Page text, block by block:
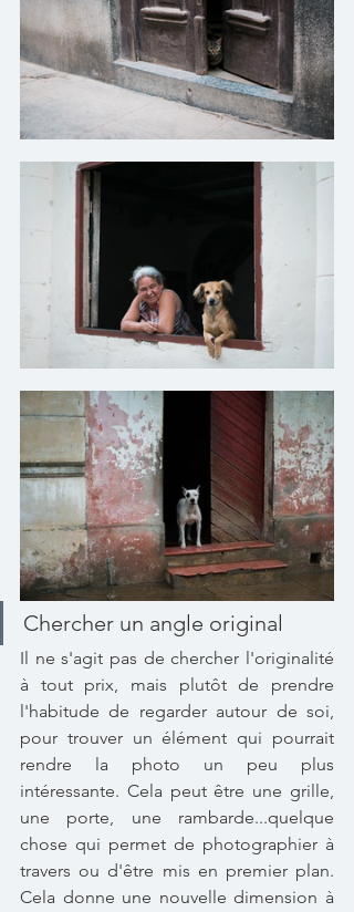
Chercher un angle original
Il ne s'agit pas de chercher l'originalité
à tout prix, mais plutôt de prendre
l'habitude de regarder autour de soi,
pour trouver un élément qui pourrait
rendre la photo un peu plus
intéressante. Cela peut être une grille,
une porte, une rambarde...quelque
chose qui permet de photographier à
travers ou d'être mis en premier plan.
Cela donne une nouvelle dimension à